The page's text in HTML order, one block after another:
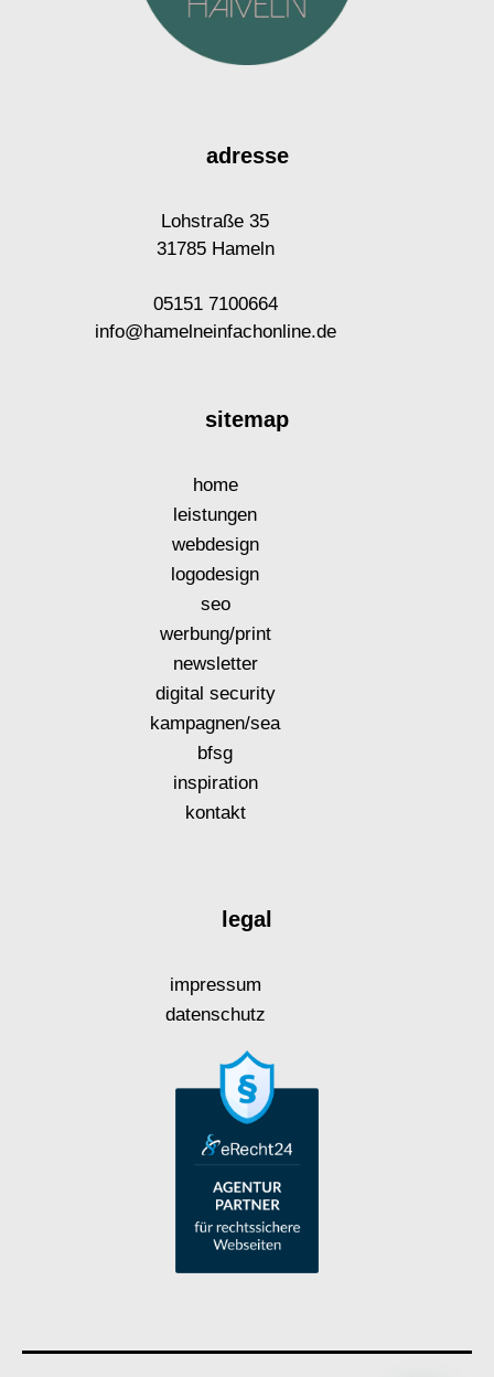
adresse
Lohstraße 35
31785 Hameln
05151 7100664
info@hamelneinfachonline.de
sitemap
home
leistungen
webdesign
logodesign
seo
werbung/print
newsletter
digital security
kampagnen/sea
bfsg
inspiration
kontakt
legal
impressum
datenschutz